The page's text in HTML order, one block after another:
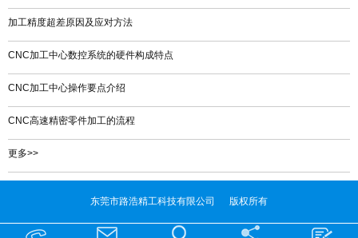
加工精度超差原因及应对方法
CNC加工中心数控系统的硬件构成特点
CNC加工中心操作要点介绍
CNC高速精密零件加工的流程
更多>>
东莞市路浩精工科技有限公司 版权所有